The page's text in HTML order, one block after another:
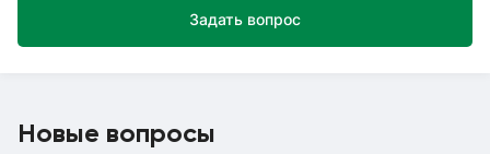
Задать вопрос
Новые вопросы